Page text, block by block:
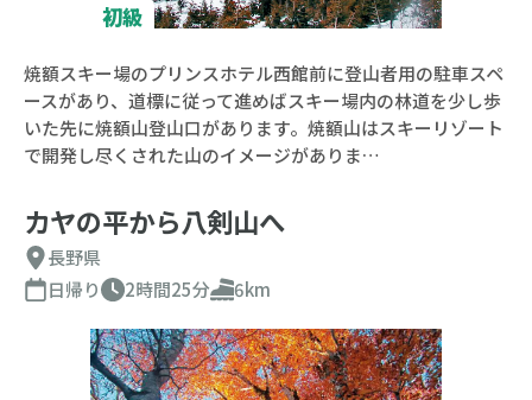
初級
焼額スキー場のプリンスホテル西館前に登山者用の駐車スペ
ースがあり、道標に従って進めばスキー場内の林道を少し歩
いた先に焼額山登山口があります。焼額山はスキーリゾート
で開発し尽くされた山のイメージがありま…
カヤの平から八剣山へ
長野県
日帰り
2時間25分 6km